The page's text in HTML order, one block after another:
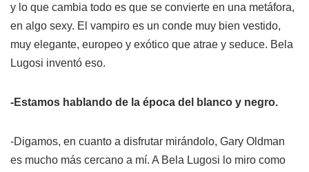
y lo que cambia todo es que se convierte en una metáfora,
en algo sexy. El vampiro es un conde muy bien vestido,
muy elegante, europeo y exótico que atrae y seduce. Bela
Lugosi inventó eso.
-Estamos hablando de la época del blanco y negro.
-Digamos, en cuanto a disfrutar mirándolo, Gary Oldman
es mucho más cercano a mí. A Bela Lugosi lo miro como